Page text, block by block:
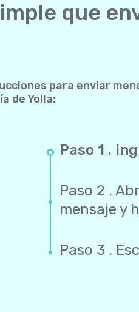
que
para enviar
de Yolla:
Paso 1 .
Paso 2 .
mensaje y
Paso 3 .